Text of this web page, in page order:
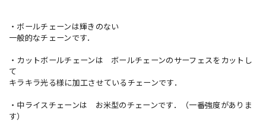
・ボールチェーンは輝きのない
一般的なチェーンです．
・カットボールチェーンは ボールチェーンのサーフェスをカットし
て
キラキラ光る様に加工させているチェーンです．
・中ライスチェーンは お米型のチェーンです．（一番強度がありま
す）